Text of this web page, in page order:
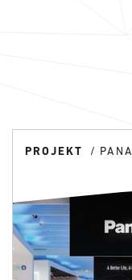
PROJEKT